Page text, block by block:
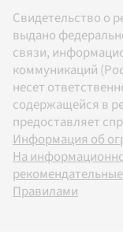
Свидетельство о
выдано
связи,
коммуникаций
несет
содержащейся в
предоставляет
Информация об
На
Правилами